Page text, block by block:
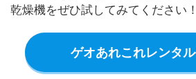
乾燥機をぜひ試してみてください！
ゲオあれこれレンタ